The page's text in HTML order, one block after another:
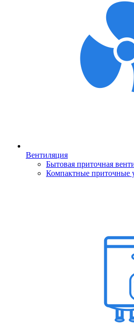
Вентиляция
Бытовая приточная
Компактные приточные